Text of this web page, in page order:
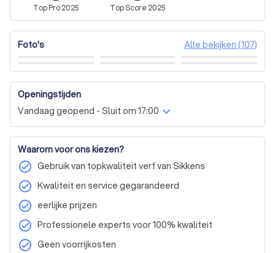
TopPro2025 TopScore 2025
Foto's Alle bekijken (107)
Openingstijden
Vandaag geopend - Sluit om 17:00
Waarom voor ons kiezen?
check_circle Gebruik van topkwaliteit verf van Sikkens
check_circle Kwaliteit en service gegarandeerd
check_circle eerlijke prijzen
check_circle Professionele experts voor 100% kwaliteit
check_circle Geen voorrijkosten